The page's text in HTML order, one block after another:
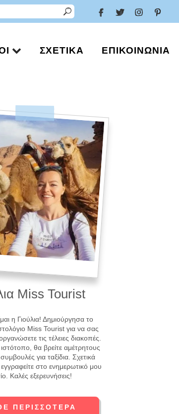
ΣΧΕΤΙΚΆ ΕΠΙΚΟΙΝΩΝΊΑ
Miss Tourist
η Γιούλια! Δημιούργησα το
Miss Tourist για να σας
τις τέλειες διακοπές.
θα βρείτε αμέτρητους
για ταξίδια. Σχετικά
στο ενημερωτικό μου
Καλές εξερευνήσεις!
ΠΕΡΙΣΣΌΤΕΡΑ